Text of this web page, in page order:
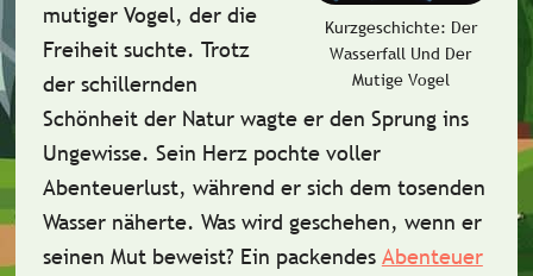
Kurzgeschichte: Der
Wasserfall Und Der
Mutige Vogel
mutiger Vogel, der die
Freiheit suchte. Trotz
der schillernden
Schönheit der Natur wagte er den Sprung ins
Ungewisse. Sein Herz pochte voller
Abenteuerlust, während er sich dem tosenden
Wasser näherte. Was wird geschehen, wenn er
seinen Mut beweist? Ein packendes Abenteuer